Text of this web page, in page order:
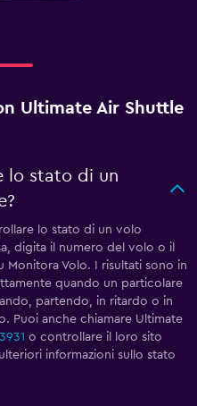
Ultimate Air Shuttle
lo stato di un
lo stato di un volo
digita il numero del volo o il
Volo. I risultati sono in
quando un particolare
partendo, in ritardo o in
Puoi anche chiamare Ultimate
o controllare il loro sito
informazioni sullo stato